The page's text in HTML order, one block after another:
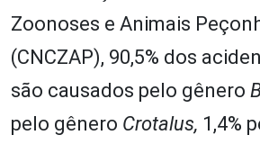
Zoonoses e Animais
(CNCZAP), 90,5% dos
são causados pelo gênero
pelo gênero Crotalus, 1,4%